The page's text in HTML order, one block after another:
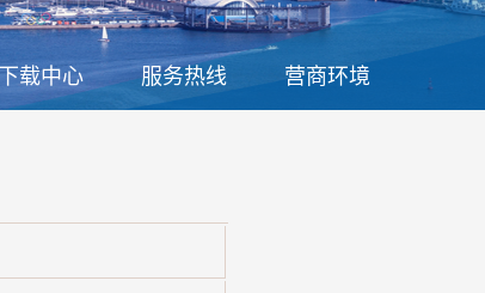
下载中心 服务热线 营商环境